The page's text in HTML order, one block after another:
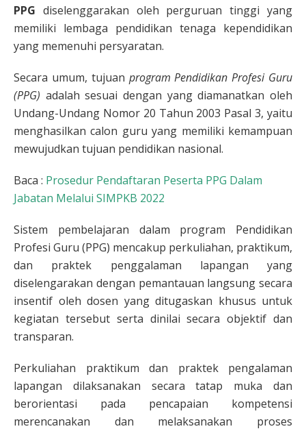
PPG diselenggarakan oleh perguruan tinggi yang
memiliki lembaga pendidikan tenaga kependidikan
yang memenuhi persyaratan.
Secara umum, tujuan program Pendidikan Profesi Guru
(PPG) adalah sesuai dengan yang diamanatkan oleh
Undang-Undang Nomor 20 Tahun 2003 Pasal 3, yaitu
menghasilkan calon guru yang memiliki kemampuan
mewujudkan tujuan pendidikan nasional.
Baca : Prosedur Pendaftaran Peserta PPG Dalam
Jabatan Melalui SIMPKB 2022
Sistem pembelajaran dalam program Pendidikan
Profesi Guru (PPG) mencakup perkuliahan, praktikum,
dan praktek penggalaman lapangan yang
diselengarakan dengan pemantauan langsung secara
insentif oleh dosen yang ditugaskan khusus untuk
kegiatan tersebut serta dinilai secara objektif dan
transparan.
Perkuliahan praktikum dan praktek pengalaman
lapangan dilaksanakan secara tatap muka dan
berorientasi pada pencapaian kompetensi
merencanakan dan melaksanakan proses